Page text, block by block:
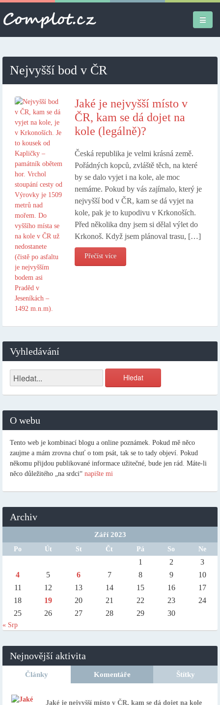
Různé
Osobní
Apple iPad
Práce
Nejvyšší bod v ČR
Jaké je nejvyšší místo v
ČR, kam se dá dojet na
kole (legálně)?
Česká republika je velmi krásná země.
Pořádných kopců, zvláště těch, na které
by se dalo vyjet i na kole, ale moc
nemáme. Pokud by vás zajímalo, který je
nejvyšší bod v ČR, kam se dá vyjet na
kole, pak je to kupodivu v Krkonoších.
Před několika dny jsem si dělal výlet do
Krkonoš. Když jsem plánoval trasu, […]
Přečíst více
Vyhledávání
O webu
Tento web je kombinací blogu a online poznámek. Pokud mě něco
zaujme a mám zrovna chuť o tom psát, tak se to tady objeví. Pokud
někomu přijdou publikované informace užitečné, bude jen rád. Máte-li
něco důležitého „na srdci“ napište mi
Archiv
Září 2023
Po Út St Čt Pá So Ne
1 2
3
4
5 6 7 8 9
10
11
12 13 14 15 16
17
18
19 20 21 22 23
24
25
26 27 28 29 30
« Srp
Nejnovější aktivita
Články Komentáře Štítky
Jaké je nejvyšší místo v ČR, kam se dá dojet na kole